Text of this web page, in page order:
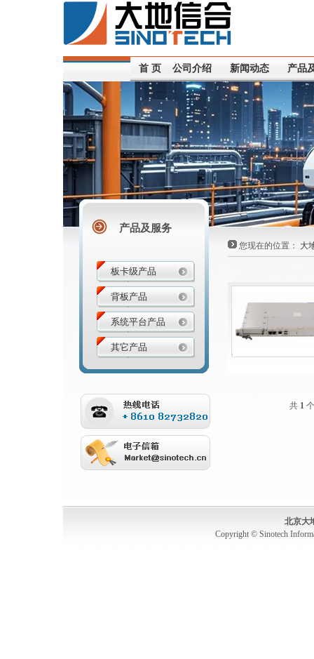
首 页 公司介绍 新闻动态 产品
产品及服务
您现在的位置： 大
板卡级产品
背板产品
系统平台产品
其它产品
共 1
北京大
Copyright © Sinotech